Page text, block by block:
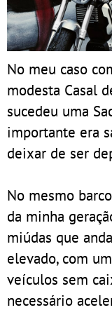
No meu caso
modesta Casal
sucedeu uma
importante era
deixar de ser
No mesmo
da minha
miúdas que
elevado, com
veículos sem
necessário